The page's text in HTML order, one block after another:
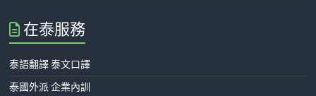
在泰服務
泰語翻譯 泰文口譯
泰國外派 企業內訓